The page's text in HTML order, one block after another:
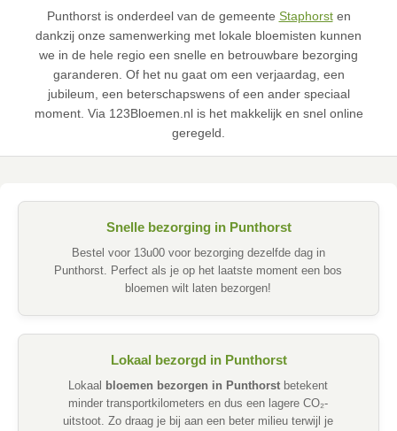
Punthorst is onderdeel van de gemeente Staphorsten
dankzij onze samenwerking met lokale bloemisten kunnen
we in de hele regio een snelle en betrouwbare bezorging
garanderen. Of het nu gaat om een verjaardag, een
jubileum, een beterschapswens of een ander speciaal
moment. Via 123Bloemen.nl is het makkelijk en snel online
geregeld.
Snelle bezorging in Punthorst
Bestel voor 13u00 voor bezorging dezelfde dag in
Punthorst. Perfect als je op het laatste moment een bos
bloemen wilt laten bezorgen!
Lokaal bezorgd in Punthorst
Lokaal bloemen bezorgen in Punthorst betekent
minder transportkilometers en dus een lagere CO₂-
uitstoot. Zo draag je bij aan een beter milieu terwijl je